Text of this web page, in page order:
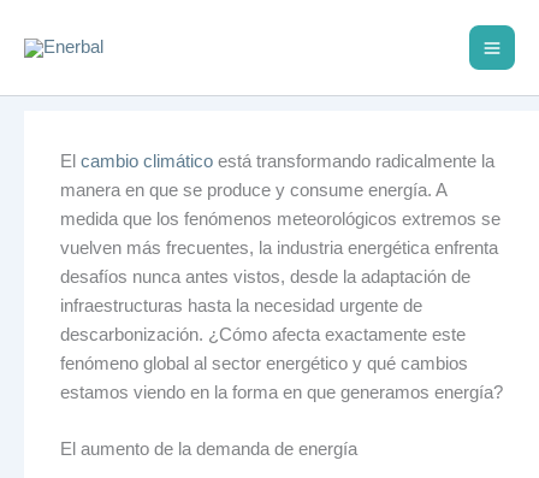
El cambio climáticoestá transformando radicalmente la
manera en que se produce y consume energía. A
medida que los fenómenos meteorológicos extremos se
vuelven más frecuentes, la industria energética enfrenta
desafíos nunca antes vistos, desde la adaptación de
infraestructuras hasta la necesidad urgente de
descarbonización. ¿Cómo afecta exactamente este
fenómeno global al sector energético y qué cambios
estamos viendo en la forma en que generamos energía?
El aumento de la demanda de energía